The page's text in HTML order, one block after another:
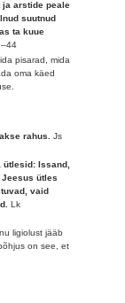
arstide peale
suutnud
ta kuue
pisarad, mida
oma käed
rahus.Js
Issand,
ütles
vaid
Lk
ligiolust jääb
on see, et